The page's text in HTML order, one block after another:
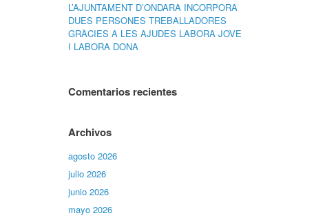
L’AJUNTAMENT D’ONDARA INCORPORA
DUES PERSONES TREBALLADORES
GRÀCIES A LES AJUDES LABORA JOVE
I LABORA DONA
Comentarios recientes
Archivos
agosto 2026
julio 2026
junio 2026
mayo 2026